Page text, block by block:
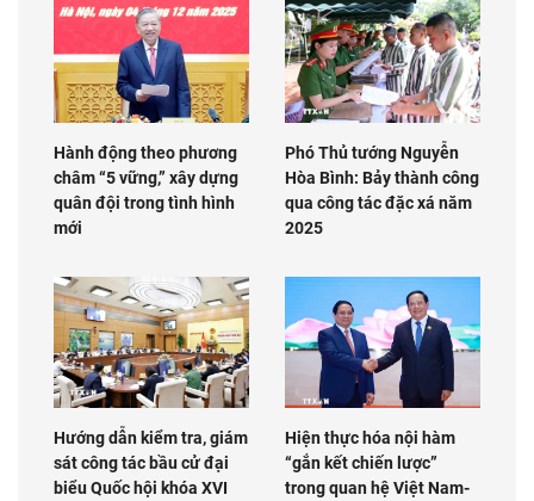
Hành động theo phương
châm “5 vững,” xây dựng
quân đội trong tình hình
mới
Phó Thủ tướng Nguyễn
Hòa Bình: Bảy thành công
qua công tác đặc xá năm
2025
Hướng dẫn kiểm tra, giám
sát công tác bầu cử đại
biểu Quốc hội khóa XVI
Hiện thực hóa nội hàm
“gắn kết chiến lược”
trong quan hệ Việt Nam-